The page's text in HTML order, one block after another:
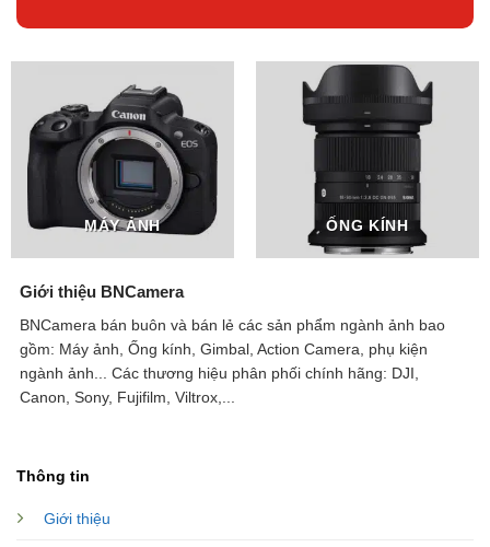
MÁY ẢNH ỐNG KÍNH
Giới thiệu BNCamera
BNCamera bán buôn và bán lẻ các sản phẩm ngành ảnh bao
gồm: Máy ảnh, Ống kính, Gimbal, Action Camera, phụ kiện
ngành ảnh...
Các thương hiệu phân phối chính hãng: DJI,
Canon, Sony, Fujifilm, Viltrox,...
Thông tin
Giới thiệu